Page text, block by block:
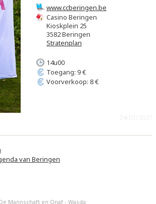
www.ccberingen.be
Casino Beringen
Kioskplein 25
3582 Beringen
Stratenplan
14u00
Toegang: 9 €
Voorverkoop: 8 €
van Beringen
De Mannschaft en Onaf - Wasda